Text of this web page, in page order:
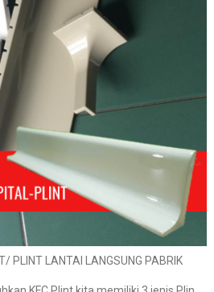
PLINT LANTAI LANGSUNG PABRIK